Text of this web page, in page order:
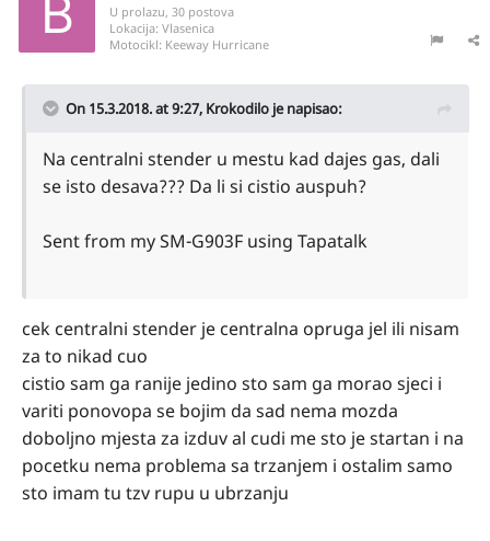
U prolazu, 30 postova
Lokacija: Vlasenica
Motocikl: Keeway Hurricane
On 15.3.2018. at 9:27, Krokodilo je napisao:
Na centralni stender u mestu kad dajes gas, dali
se isto desava??? Da li si cistio auspuh?
Sent from my SM-G903F using Tapatalk
cek centralni stender je centralna opruga jel ili nisam
za to nikad cuo
cistio sam ga ranije jedino sto sam ga morao sjeci i
variti ponovopa se bojim da sad nema mozda
doboljno mjesta za izduv al cudi me sto je startan i na
pocetku nema problema sa trzanjem i ostalim samo
sto imam tu tzv rupu u ubrzanju